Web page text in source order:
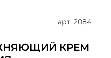
арт. 2084
КРЕМ